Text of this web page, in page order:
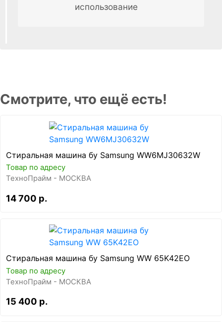
использование
Смотрите, что ещё есть!
Стиральная машина бу Samsung WW6MJ30632W
Товар по адресу
ТехноПрайм - МОСКВА
14 700 р.
Стиральная машина бу Samsung WW 65K42EO
Товар по адресу
ТехноПрайм - МОСКВА
15 400 р.